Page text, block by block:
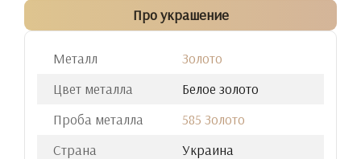
Про украшение
Металл
Золото
Цвет металла
Белое золото
Проба металла
585 Золото
Страна
Украина